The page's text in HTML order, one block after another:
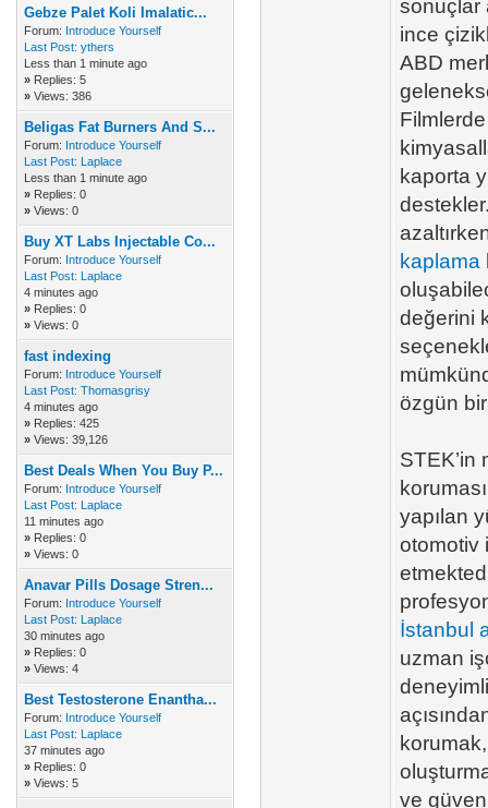
Gebze Palet Koli Imalatic...
Forum: Introduce Yourself
Last Post: ythers
Less than 1 minute ago
» Replies: 5
» Views: 386
Beligas Fat Burners And S...
Forum: Introduce Yourself
Last Post: Laplace
Less than 1 minute ago
» Replies: 0
» Views: 0
Buy XT Labs Injectable Co...
Forum: Introduce Yourself
Last Post: Laplace
4 minutes ago
» Replies: 0
» Views: 0
fast indexing
Forum: Introduce Yourself
Last Post: Thomasgrisy
4 minutes ago
» Replies: 425
» Views: 39,126
Best Deals When You Buy P...
Forum: Introduce Yourself
Last Post: Laplace
11 minutes ago
» Replies: 0
» Views: 0
Anavar Pills Dosage Stren...
Forum: Introduce Yourself
Last Post: Laplace
30 minutes ago
» Replies: 0
» Views: 4
Best Testosterone Enantha...
Forum: Introduce Yourself
Last Post: Laplace
37 minutes ago
» Replies: 0
» Views: 5
sonuçlar
ince
ABD
kaporta
kaplama
değerini
özgün
yapılan
otomotiv
İstanbul
uzman
ve